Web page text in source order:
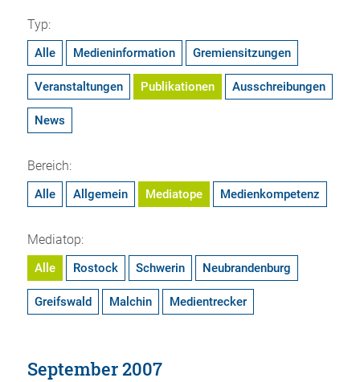
Typ:
Alle Medieninformation Gremiensitzungen
Veranstaltungen Publikationen Ausschreibungen
News
Bereich:
Alle Allgemein Mediatope Medienkompetenz
Mediatop:
Alle Rostock Schwerin Neubrandenburg
Greifswald Malchin Medientrecker
September 2007